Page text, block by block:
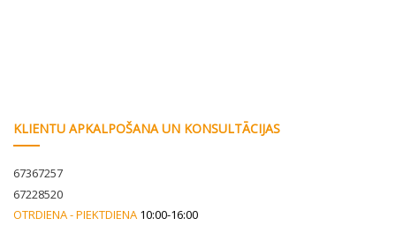
KLIENTU APKALPOŠANA UN KONSULTĀCIJAS
67367257
67228520
OTRDIENA - PIEKTDIENA 10:00-16:00